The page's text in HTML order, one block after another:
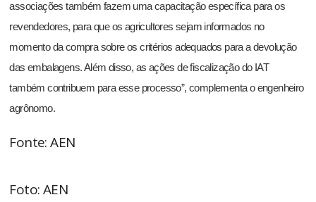
associações também fazem uma capacitação específica para os
revendedores, para que os agricultores sejam informados no
momento da compra sobre os critérios adequados para a devolução
das embalagens. Além disso, as ações de fiscalização do IAT
também contribuem para esse processo”, complementa o engenheiro
agrônomo.
Fonte: AEN
Foto: AEN